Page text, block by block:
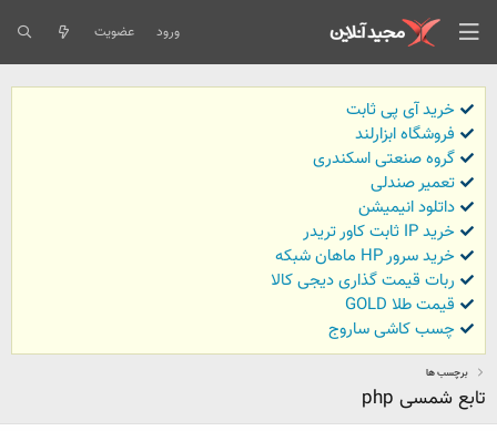
ورود عضویت
خرید آی پی ثابت
فروشگاه ابزارلند
گروه صنعتی اسکندری
تعمیر صندلی
داتلود انیمیشن
خرید IP ثابت کاور تریدر
خرید سرور HP ماهان شبکه
ربات قیمت گذاری دیجی کالا
قیمت طلا GOLD
چسب کاشی ساروج
برچسب ها
تابع شمسی php